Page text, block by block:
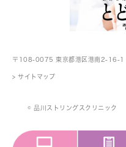
〒108-0075 東京都港区港南2-16-1
> サイトマップ
© 品川ストリングスクリニック